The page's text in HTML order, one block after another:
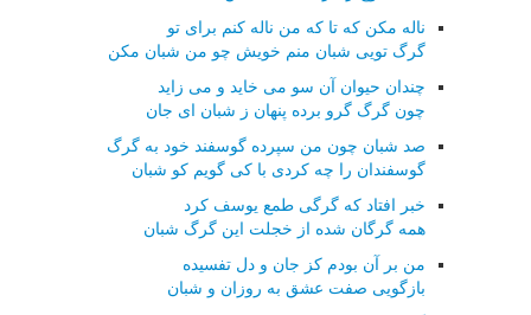
ناله مكن كه تا كه من ناله كنم برای تو
گرگ تویی شبان منم خویش چو من شبان مكن
چندان حیوان آن سو می خاید و می زاید
چون گرگ گرو برده پنهان ز شبان ای جان
صد شبان چون من سپرده گوسفند خود به گرگ
گوسفندان را چه كردی با كی گویم كو شبان
خبر افتاد كه گرگی طمع یوسف كرد
همه گرگان شده از خجلت این گرگ شبان
من بر آن بودم كز جان و دل تفسیده
بازگویی صفت عشق به روزان و شبان